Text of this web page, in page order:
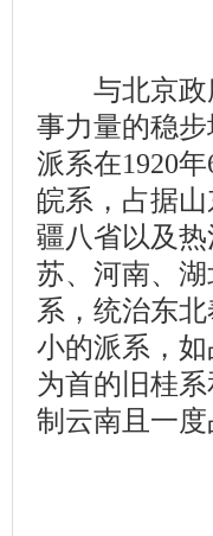
与北京政府
事力量的稳
派系在1920
皖系，占据
疆八省以及
苏、河南、
系，统治东
小的派系，
为首的旧桂
制云南且一度